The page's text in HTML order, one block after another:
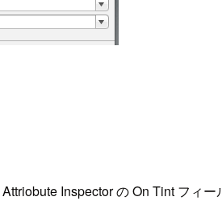
Inspector の On Tint フィ